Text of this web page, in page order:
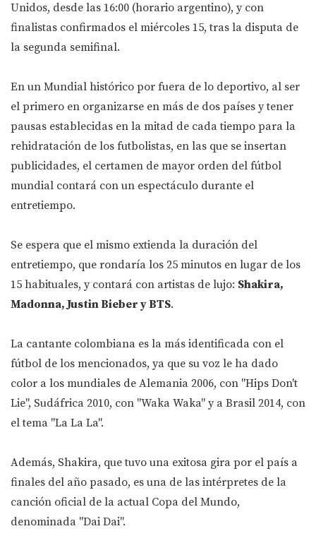
Unidos, desde las 16:00 (horario argentino), y con
finalistas confirmados el miércoles 15, tras la disputa de
la segunda semifinal.
En un Mundial histórico por fuera de lo deportivo, al ser
el primero en organizarse en más de dos países y tener
pausas establecidas en la mitad de cada tiempo para la
rehidratación de los futbolistas, en las que se insertan
publicidades, el certamen de mayor orden del fútbol
mundial contará con un espectáculo durante el
entretiempo.
Se espera que el mismo extienda la duración del
entretiempo, que rondaría los 25 minutos en lugar de los
15 habituales, y contará con artistas de lujo: Shakira,
Madonna, Justin Bieber y BTS.
La cantante colombiana es la más identificada con el
fútbol de los mencionados, ya que su voz le ha dado
color a los mundiales de Alemania 2006, con "Hips Don't
Lie", Sudáfrica 2010, con "Waka Waka" y a Brasil 2014, con
el tema "La La La".
Además, Shakira, que tuvo una exitosa gira por el país a
finales del año pasado, es una de las intérpretes de la
canción oficial de la actual Copa del Mundo,
denominada "Dai Dai".